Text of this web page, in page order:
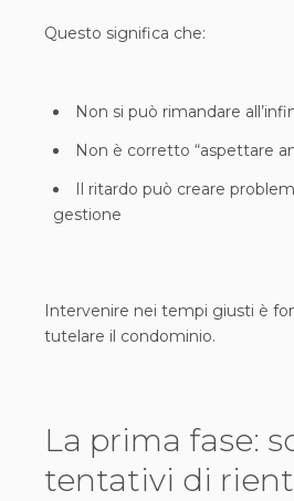
Questo significa che:
Non si può rimandare
Non è corretto “aspettare
Il ritardo può creare
gestione
Intervenire nei tempi giusti è
tutelare il condominio.
La prima fase:
tentativi di